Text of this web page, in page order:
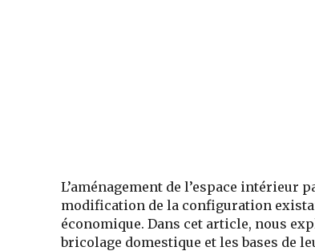
L’aménagement de l’espace intérieur
modification de la configuration
économique. Dans cet article, nous
bricolage domestique et les bases de